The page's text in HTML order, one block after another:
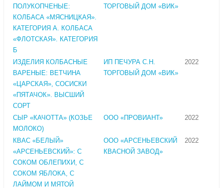
ПОЛУКОПЧЕНЫЕ:
КОЛБАСА «МЯСНИЦКАЯ».
КАТЕГОРИЯ А. КОЛБАСА
«ФЛОТСКАЯ». КАТЕГОРИЯ
Б
ТОРГОВЫЙ ДОМ «ВИК»
ИЗДЕЛИЯ КОЛБАСНЫЕ
ВАРЕНЫЕ: ВЕТЧИНА
«ЦАРСКАЯ», СОСИСКИ
«ПЯТАЧОК». ВЫСШИЙ
СОРТ
ИП ПЕЧУРА С.Н.
ТОРГОВЫЙ ДОМ «ВИК»
2022
СЫР «КАЧОТТА» (КОЗЬЕ
МОЛОКО)
ООО «ПРОВИАНТ» 2022
КВАС «БЕЛЫЙ»
«АРСЕНЬЕВСКИЙ»: С
СОКОМ ОБЛЕПИХИ, С
СОКОМ ЯБЛОКА, С
ЛАЙМОМ И МЯТОЙ
ООО «АРСЕНЬЕВСКИЙ
КВАСНОЙ ЗАВОД»
2022